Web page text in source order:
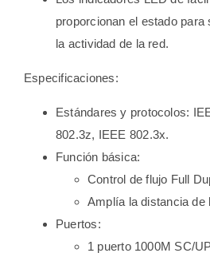
proporcionan el estado
la actividad de la red.
Especificaciones:
Estándares y protocolos:
802.3z, IEEE 802.3x.
Función básica:
Control de flujo Full
Amplía la distancia de
Puertos:
1 puerto 1000M SC/